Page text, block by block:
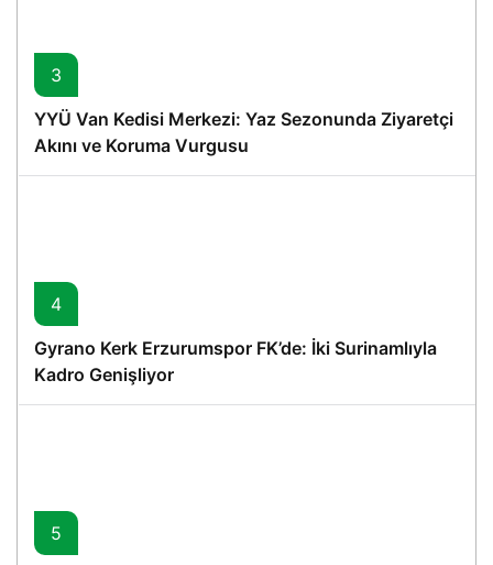
3
YYÜ Van Kedisi Merkezi: Yaz Sezonunda Ziyaretçi
Akını ve Koruma Vurgusu
4
Gyrano Kerk Erzurumspor FK’de: İki Surinamlıyla
Kadro Genişliyor
5